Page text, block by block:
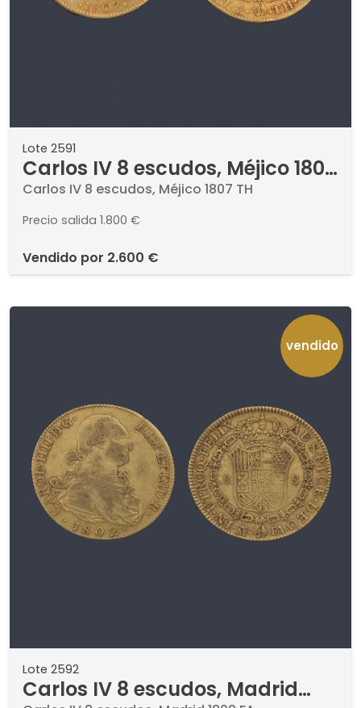
Lote 2591
Carlos IV 8 escudos, Méjico 1807
TH
Carlos IV 8 escudos, Méjico 1807 TH
Precio salida 1.800 €
vendido por 2.600 €
vendido
Lote 2592
Carlos IV 8 escudos, Madrid